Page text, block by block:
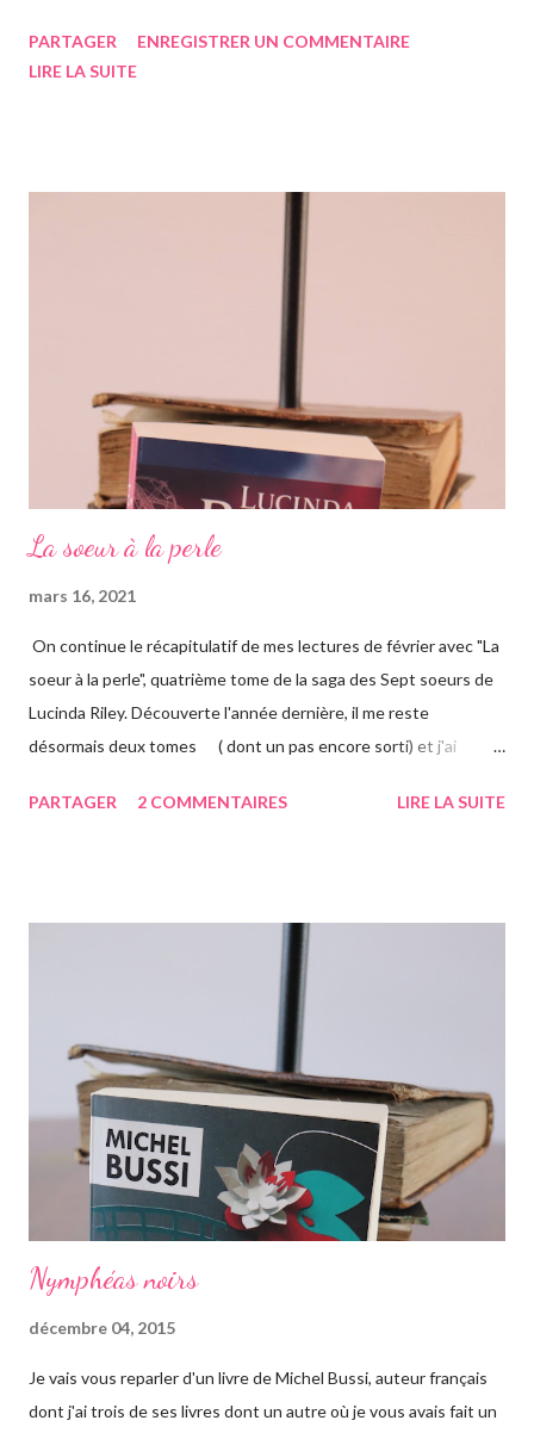
Chose que j'ai d'ailleurs apprise en commençant le roman, ça m'a
rapidement, un vieil homme de plus de quatre-vingts-ans a
adopté six filles, issues de ses voyages qu'il élève à Genève en
également par Marina, appelée Ma, leur gouvernante/nounou
PARTAGER
ENREGISTRER UN COMMENTAIRE
LIRE LA SUITE
La soeur à la perle
mars 16, 2021
On continue le récapitulatif de mes lectures de février avec "La
soeur à la perle", quatrième tome de la saga des Sept soeurs de
Lucinda Riley. Découverte l'année dernière, il me reste
désormais deux tomes ( dont un pas encore sorti) et j'ai
avez pu le voir précédemment sur le blog. Cette fois-ci on suit la
campagne anglaise, elle va quant à elle partir à l'autre bout du
globe. Habituée à voyager, mais jamais seule, ce long courrier lui
faire peur, mais pour autant elle va aller jusqu'au bout. Avant
d'arriver en Australie, elle fait escale plusieurs semaines en
Thaïlande, sur l'île de Krabi, où elle était déjà allée avec sa soeur.
Elle retrouve des personnes qu'elle conn...
PARTAGER 2 COMMENTAIRES LIRE LA SUITE
Nymphéas noirs
décembre 04, 2015
Je vais vous reparler d'un livre de Michel Bussi, auteur français
dont j'ai trois de ses livres dont un autre où je vous avais fait un